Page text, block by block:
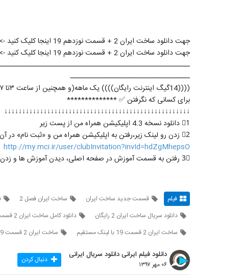
جهت دانلود ساخت ایران 2 + قسمت نوزدهم 19 اینجا کلیک کنید ->>
جهت دانلود ساخت ایران 2 + قسمت نوزدهم 19 اینجا کلیک کنید ->>
ـــــــــــــــــــــــــــــــــــــــ
((((14گیگ اینترنت رایگان)))) یک ماهه(و همچنین از ساعت ۳تا ۷صبح رایگان) + کسب امتیازهای باشگاه فیروزه ای همراه اول
برای کسانی که نگرفتن ✅ **************
↓↓↓↓↓↓↓↓↓↓↓↓↓↓↓↓↓↓↓↓↓↓↓↓↓↓↓↓↓↓↓↓↓↓↓↓↓↓↓↓↓↓↓↓↓↓↓↓↓↓↓↓
1⃣ دانلود نسخه 4.3 اپلیکیشن همراه من از پست زیر
2⃣ زدن رو لینک زیر،رفتن به اپلیکیشن همراه من و «ثبت نام» در آن
http://my.mci.ir/user/clubInvitation?invId=hdZgMhepsO
3⃣ رفتن به قسمت آموزش در صفحه اصلی، دیدن آموزش ها و زدن گزینه «دریافت هدیه»
فیلم قسمت جديد ساخت ايران ساخت ايران فصل 2
دانلود سريال ساخت ايران 2 رايگان
دانلود کامل ساخت ايران 2 قسمت 19 رایگان
ساخت ايران 2 قسمت 19 با لینک مستقیم
ساخت ايران 2 قسمت 19 بدون سانسور
دانلود فیلم ایرانی دانلود سریال ایرانی
۰۶ مهر ۱۳۹۷ دنبال کردن